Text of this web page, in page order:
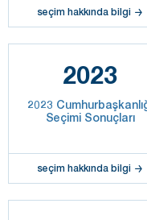
seçim hakkında bilgi
2023
2023
Seçimi Sonuçları
seçim hakkında bilgi